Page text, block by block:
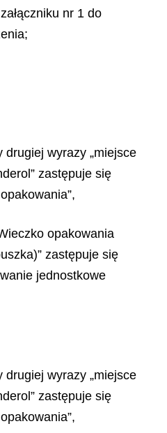
nr 1 do
drugiej wyrazy „miejsce
zastępuje się
opakowania
zastępuje się
jednostkowe
drugiej wyrazy „miejsce
zastępuje się